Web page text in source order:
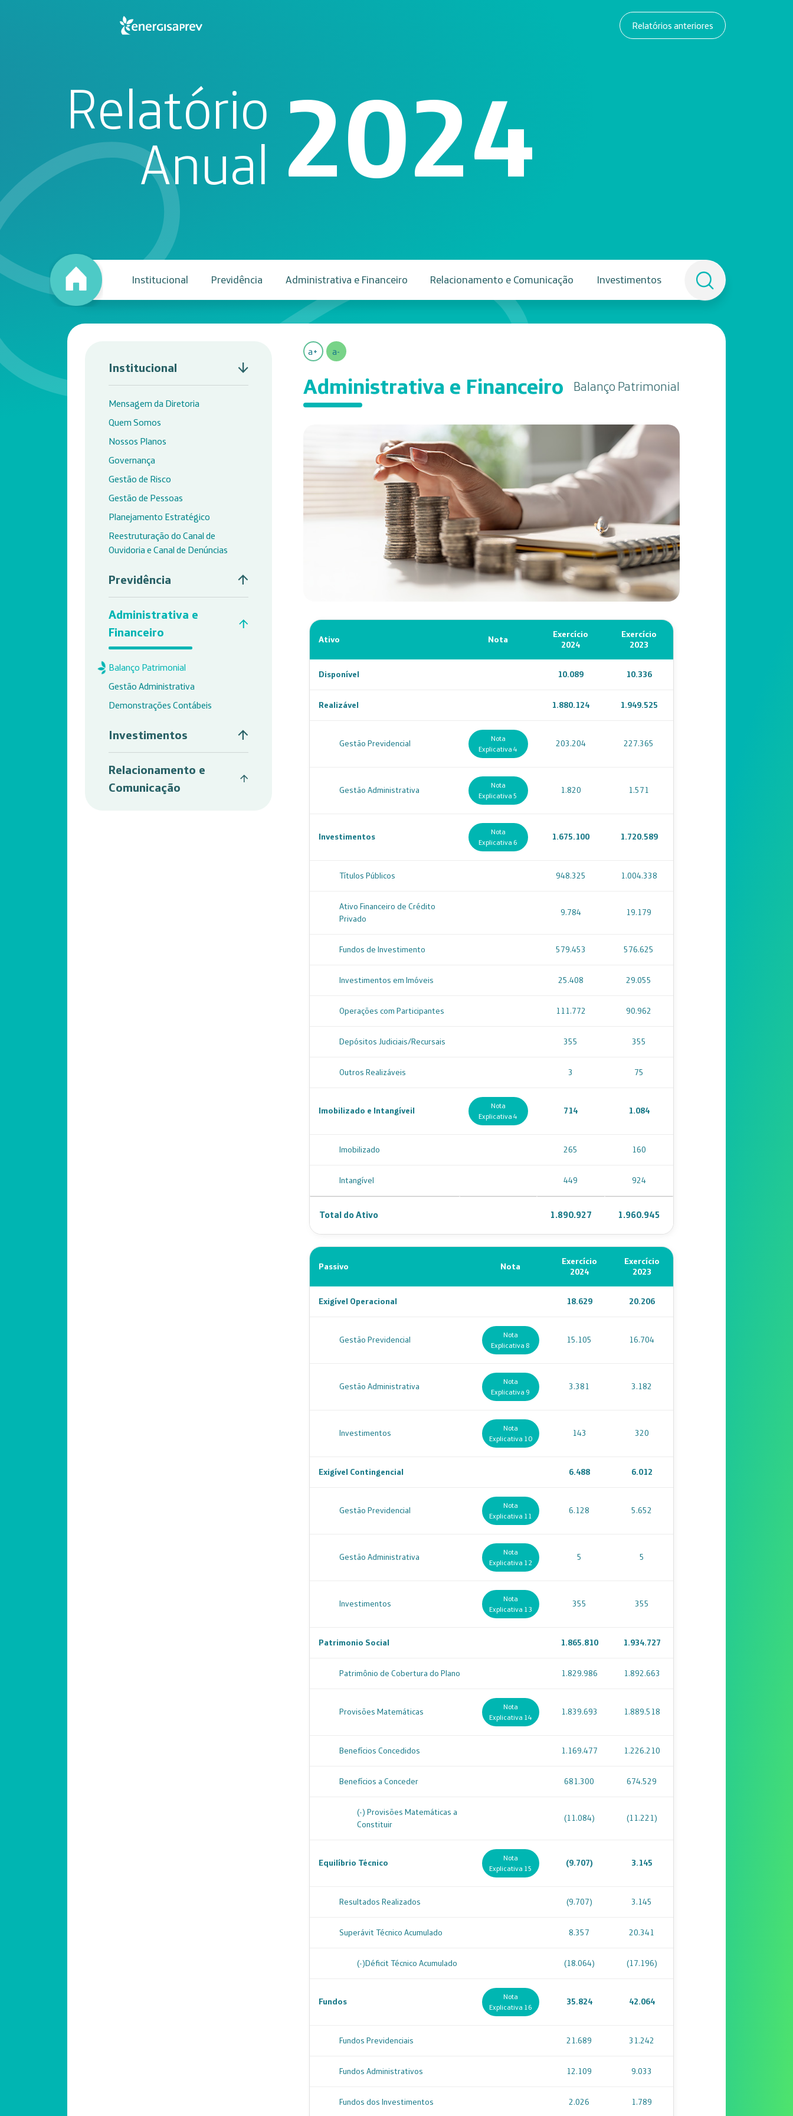
Relatórios anteriores
Relatório
Anual 2024
Institucional Previdência Administrativa e Financeiro Relacionamento e Comunicação Investimentos
Institucional
Mensagem da Diretoria
Quem Somos
Nossos Planos
Governança
Gestão de Risco
Gestão de Pessoas
Planejamento Estratégico
Reestruturação do Canal de
Ouvidoria e Canal de Denúncias
Previdência
Administrativa e
Financeiro
Balanço Patrimonial
Gestão Administrativa
Demonstrações Contábeis
Investimentos
Relacionamento e
Comunicação
a+ a-
Administrativa e Financeiro Balanço Patrimonial
Ativo Nota
Exercício
2024
Exercício
2023
Disponível 10.089 10.336
Realizável 1.880.124 1.949.525
Gestão Previdencial
Nota
Explicativa 4
203.204 227.365
Gestão Administrativa
Nota
Explicativa 5
1.820 1.571
Investimentos
Nota
Explicativa 6
1.675.100 1.720.589
Títulos Públicos 948.325 1.004.338
Ativo Financeiro de Crédito
Privado
9.784 19.179
Fundos de Investimento 579.453 576.625
Investimentos em Imóveis 25.408 29.055
Operações com Participantes 111.772 90.962
Depósitos Judiciais/Recursais 355 355
Outros Realizáveis 3 75
Imobilizado e Intangíveil
Nota
Explicativa 4
714 1.084
Imobilizado 265 160
Intangível 449 924
Total do Ativo 1.890.927 1.960.945
Passivo Nota
Exercício
2024
Exercício
2023
Exigível Operacional 18.629 20.206
Gestão Previdencial
Nota
Explicativa 8
15.105 16.704
Gestão Administrativa
Nota
Explicativa 9
3.381 3.182
Investimentos
Nota
Explicativa 10
143 320
Exigível Contingencial 6.488 6.012
Gestão Previdencial
Nota
Explicativa 11
6.128 5.652
Gestão Administrativa
Nota
Explicativa 12
5 5
Investimentos
Nota
Explicativa 13
355 355
Patrimonio Social 1.865.810 1.934.727
Patrimônio de Cobertura do Plano 1.829.986 1.892.663
Provisões Matemáticas
Nota
Explicativa 14
1.839.693 1.889.518
Benefícios Concedidos 1.169.477 1.226.210
Benefícios a Conceder 681.300 674.529
(-) Provisões Matemáticas a
Constituir
(11.084) (11.221)
Equilíbrio Técnico
Nota
Explicativa 15
(9.707) 3.145
Resultados Realizados (9.707) 3.145
Superávit Técnico Acumulado 8.357 20.341
(-)Déficit Técnico Acumulado (18.064) (17.196)
Fundos
Nota
Explicativa 16
35.824 42.064
Fundos Previdenciais 21.689 31.242
Fundos Administrativos 12.109 9.033
Fundos dos Investimentos 2.026 1.789